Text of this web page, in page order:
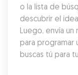
o la lista de
descubrir el
Luego, envía
para programar
buscas tú para